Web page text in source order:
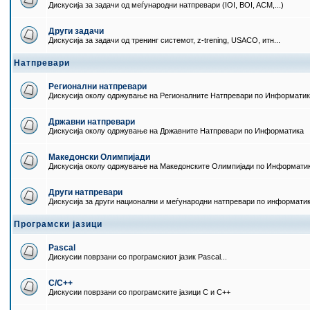
Дискусија за задачи од меѓународни натпревари (IOI, BOI, ACM,...)
Други задачи
Дискусија за задачи од тренинг системот, z-trening, USACO, итн...
Натпревари
Регионални натпревари
Дискусија околу одржување на Регионалните Натпревари по
Државни натпревари
Дискусија околу одржување на Државните Натпревари по Информатика
Македонски Олимпијади
Дискусија околу одржување на Македонските Олимпијади по
Други натпревари
Дискусија за други национални и меѓународни натпревари по
Програмски јазици
Pascal
Дискусии поврзани со програмскиот јазик Pascal...
C/C++
Дискусии поврзани со програмските јазици C и C++